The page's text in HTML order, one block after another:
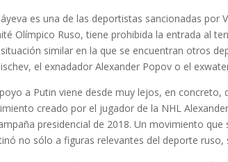
es una de las deportistas sancionadas
Olímpico Ruso, tiene prohibida la entrada al
similar en la que se encuentran otros
el exnadador Alexander Popov o el
a Putin viene desde muy lejos, en
creado por el jugador de la NHL
presidencial de 2018. Un movimiento
no sólo a figuras relevantes del deporte